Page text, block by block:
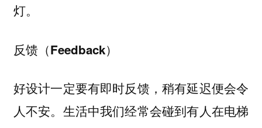
灯。
反馈（Feedback）
好设计一定要有即时反馈，稍有延迟便会令
人不安。生活中我们经常会碰到有人在电梯